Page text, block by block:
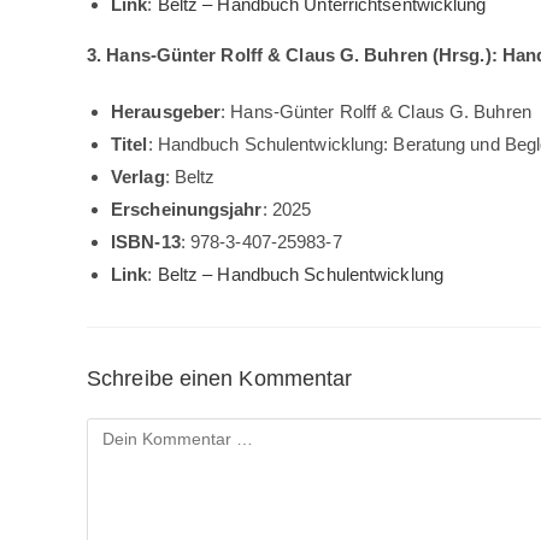
Link: Beltz – Handbuch Unterrichtsentwicklung
3. Hans-Günter Rolff & Claus G. Buhren (Hrsg.):
Herausgeber: Hans-Günter Rolff & Claus G. Buhren
Titel: Handbuch Schulentwicklung: Beratung und
Verlag: Beltz
Erscheinungsjahr: 2025
ISBN-13: 978-3-407-25983-7
Link: Beltz – Handbuch Schulentwicklung
Schreibe einen Kommentar
Kommentar